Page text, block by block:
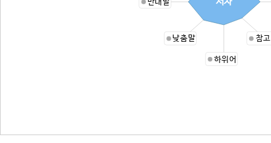
참
하위어
낮춤말
반대말